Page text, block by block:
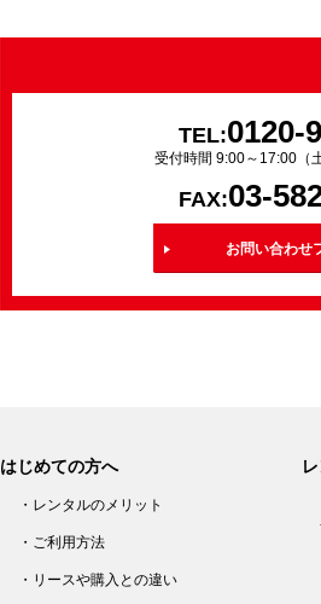
TEL:0120-
受付時間 9:00～17:00（
FAX:03-
お問い合わせ
はじめての方へ
・レンタルのメリット
・ご利用方法
・リースや購入との違い